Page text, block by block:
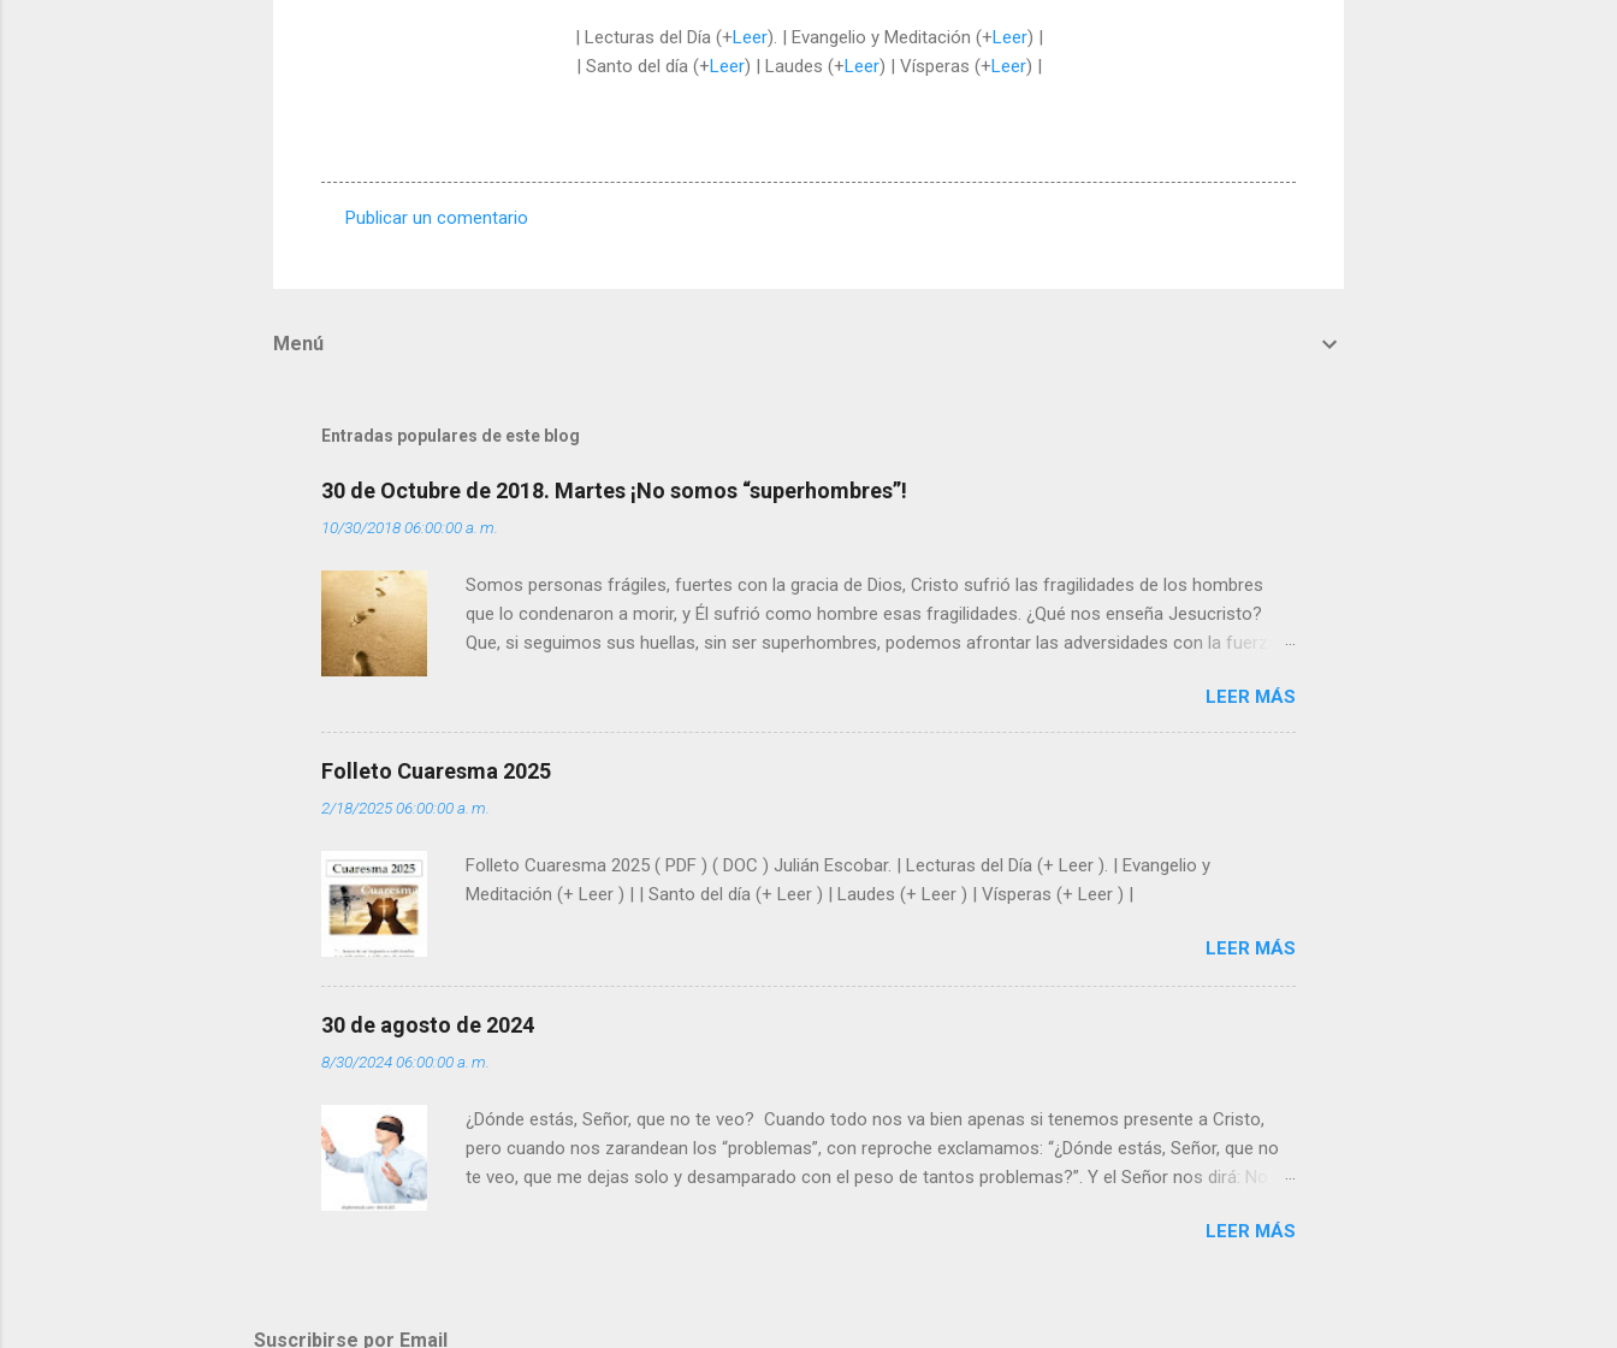
| Lecturas del Día (+Leer). | Evangelio y Meditación (+Leer) |
| Santo del día (+Leer) | Laudes (+Leer) | Vísperas (+Leer) |
a
Publicar un comentario
Menú
Entradas populares de este blog
30 de Octubre de 2018. Martes ¡No somos “superhombres”!
10/30/2018 06:00:00 a. m.
Somos personas frágiles, fuertes con la gracia de Dios, Cristo sufrió las fragilidades de los hombres
que lo condenaron a morir, y Él sufrió como hombre esas fragilidades. ¿Qué nos enseña Jesucristo?
Que, si seguimos sus huellas, sin ser superhombres, podemos afrontar las adversidades con la fuerza y
que los demás se sientan acompañados y protegidos por nosotros. “ Señor, soy un árbol sin frutos,
pero tú me das la savia para que al menos mis ramas y hojas den sombra en los días del sol abrasador
”. - ¿Te sientes super hombre? - ¿Superas tu fragilidad con la gracia de Dios? Julián Escobar. | Lecturas
(+ Leer ) |
LEER MÁS
Folleto Cuaresma 2025
2/18/2025 06:00:00 a. m.
Folleto Cuaresma 2025 ( PDF ) ( DOC ) Julián Escobar. | Lecturas del Día (+ Leer ). | Evangelio y
Meditación (+ Leer ) | | Santo del día (+ Leer ) | Laudes (+ Leer ) | Vísperas (+ Leer ) |
LEER MÁS
30 de agosto de 2024
8/30/2024 06:00:00 a. m.
¿Dónde estás, Señor, que no te veo? Cuando todo nos va bien apenas si tenemos presente a Cristo,
pero cuando nos zarandean los “problemas”, con reproche exclamamos: “¿Dónde estás, Señor, que no
te veo, que me dejas solo y desamparado con el peso de tantos problemas?”. Y el Señor nos dirá: No
porque lloras tus problemas y no gozas de la vida. ¿Cómo puedes creer que Yo dejo a nadie sólo con
LEER MÁS
Suscribirse por Email